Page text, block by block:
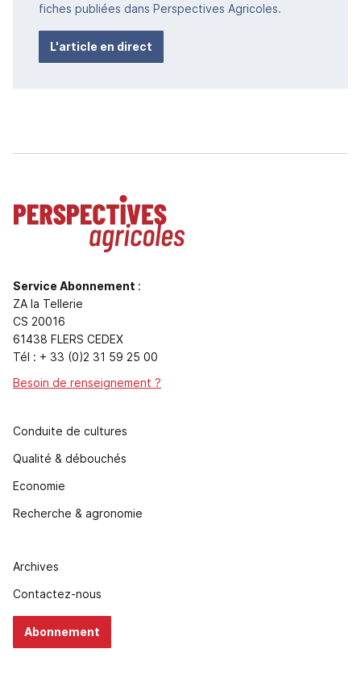
fiches publiées dans Perspectives Agricoles.
L'article en direct
Service Abonnement :
ZA la Tellerie
CS 20016
61438 FLERS CEDEX
Tél : + 33 (0)2 31 59 25 00
Besoin de renseignement ?
Conduite de cultures
Qualité & débouchés
Economie
Recherche & agronomie
Archives
Contactez-nous
Abonnement